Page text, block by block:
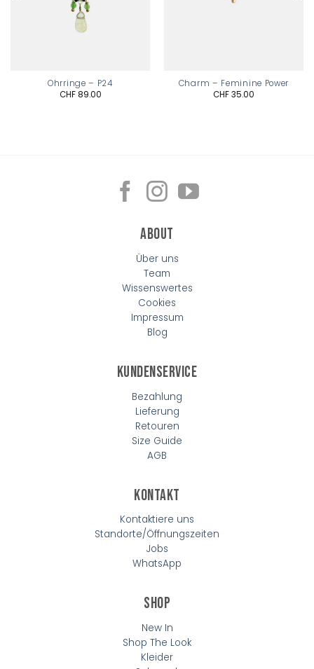
Ohrringe – P24
CHF89.00
Charm – Feminine Power
CHF35.00
About
Über uns
Team
Wissenswertes
Cookies
Impressum
Blog
Kundenservice
Bezahlung
Lieferung
Retouren
Size Guide
AGB
Kontakt
Kontaktiere uns
Standorte/Öffnungszeiten
Jobs
WhatsApp
Shop
New In
Shop The Look
Kleider